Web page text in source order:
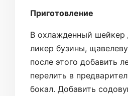
Приготовление
В охлажденный шейкер
ликер бузины,
после этого добавить
перелить в
бокал. Добавить